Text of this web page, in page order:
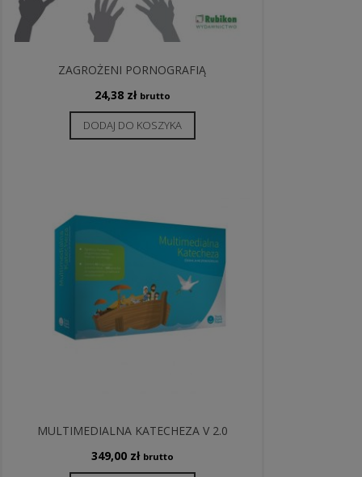
ZAGROŻENI PORNOGRAFIĄ
24,38 zł brutto
DODAJ DO KOSZYKA
MULTIMEDIALNA KATECHEZA V 2.0
349,00 zł brutto